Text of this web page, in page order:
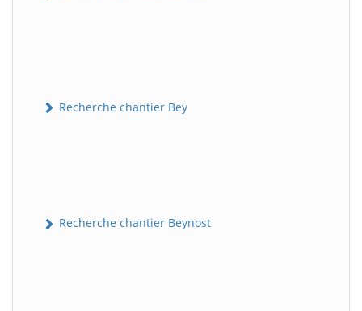
Recherche chantier Bey
Recherche chantier Beynost